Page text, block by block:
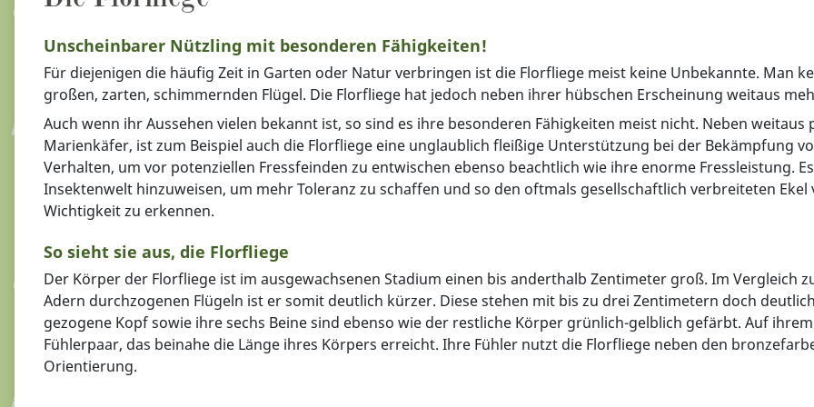
Unscheinbarer Nützling mit besonderen Fähigkeiten!
Für diejenigen die häufig Zeit in Garten oder Natur verbringen ist die Florfliege meist keine Unbekannte. Man
großen, zarten, schimmernden Flügel. Die Florfliege hat jedoch neben ihrer hübschen Erscheinung weitaus
Auch wenn ihr Aussehen vielen bekannt ist, so sind es ihre besonderen Fähigkeiten meist nicht. Neben
Marienkäfer, ist zum Beispiel auch die Florfliege eine unglaublich fleißige Unterstützung bei der Bekämpfung
Verhalten, um vor potenziellen Fressfeinden zu entwischen ebenso beachtlich wie ihre enorme Fressleistung.
Insektenwelt hinzuweisen, um mehr Toleranz zu schaffen und so den oftmals gesellschaftlich verbreiteten
Wichtigkeit zu erkennen.
So sieht sie aus, die Florfliege
Der Körper der Florfliege ist im ausgewachsenen Stadium einen bis anderthalb Zentimeter groß. Im
Adern durchzogenen Flügeln ist er somit deutlich kürzer. Diese stehen mit bis zu drei Zentimetern doch
gezogene Kopf sowie ihre sechs Beine sind ebenso wie der restliche Körper grünlich-gelblich gefärbt. Auf
Fühlerpaar, das beinahe die Länge ihres Körpers erreicht. Ihre Fühler nutzt die Florfliege neben den
Orientierung.